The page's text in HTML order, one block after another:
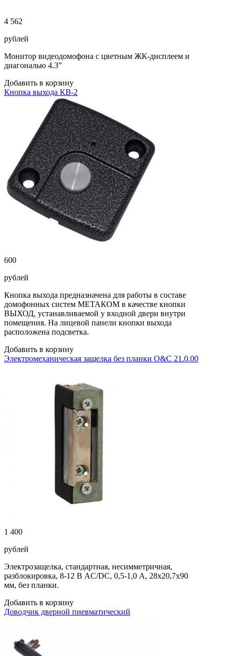
4 562
рублей
Монитор видеодомофона с цветным ЖК-дисплеем и
диагональю 4.3”
Добавить в корзину
Кнопка выхода КВ-2
600
рублей
Кнопка выхода предназначена для работы в составе
домофонных систем МЕТАКОМ в качестве кнопки
ВЫХОД, устанавливаемой у входной двери внутри
помещения. На лицевой панели кнопки выхода
расположена подсветка.
Добавить в корзину
Электромеханическая защелка без планки O&C 21.0.00
1 400
рублей
Электрозащелка, стандартная, несимметричная,
разблокировка, 8-12 В AC/DC, 0,5-1,0 А, 28х20,7х90
мм, без планки.
Добавить в корзину
Доводчик дверной пневматический